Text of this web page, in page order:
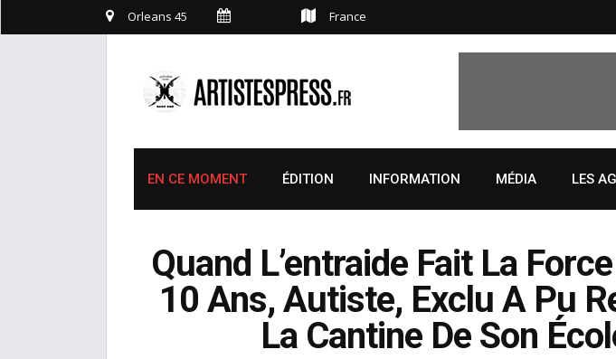
Orleans 45 France
EN CE MOMENT ÉDITION INFORMATION MÉDIA LES
Quand L’entraide Fait La
10 Ans, Autiste, Exclu A Pu
La Cantine De Son